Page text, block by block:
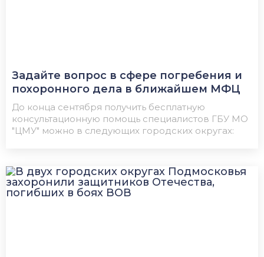
Задайте вопрос в сфере погребения и
похоронного дела в ближайшем МФЦ
До конца сентября получить бесплатную
консультационную помощь специалистов ГБУ МО
"ЦМУ" можно в следующих городских округах: